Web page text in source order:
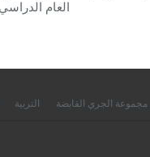
العام
الجري القابضة التربية